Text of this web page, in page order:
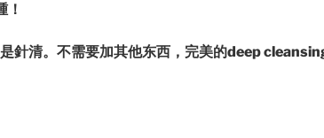
！
針清。不需要加其他东西，完美的deep